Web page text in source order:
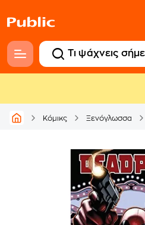
Κόμικς Ξενόγλωσσα